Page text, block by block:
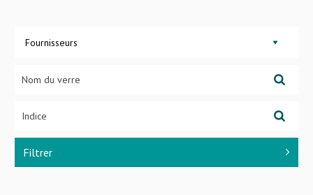
Fournisseurs
Filtrer